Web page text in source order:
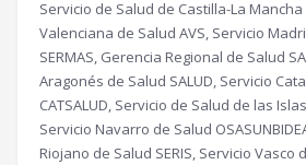
Servicio de Salud de Castilla-La Mancha
Valenciana de Salud AVS, Servicio
SERMAS, Gerencia Regional de Salud
Aragonés de Salud SALUD, Servicio
CATSALUD, Servicio de Salud de las
Servicio Navarro de Salud
Riojano de Salud SERIS, Servicio Vasco